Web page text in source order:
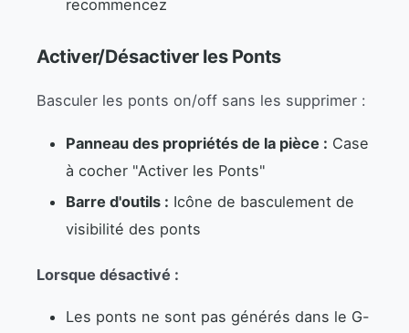
recommencez
Activer/Désactiver les Ponts
Basculer les ponts on/off sans les supprimer :
Panneau des propriétés de la pièce : Case
à cocher "Activer les Ponts"
Barre d'outils : Icône de basculement de
visibilité des ponts
Lorsque désactivé :
Les ponts ne sont pas générés dans le G-